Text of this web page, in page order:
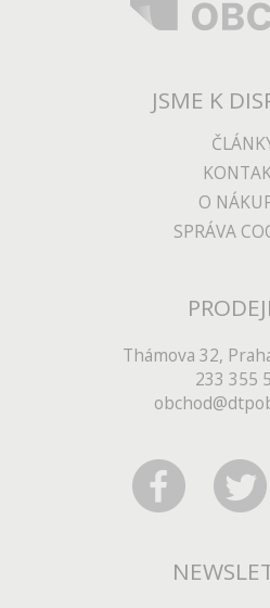
JSME K
O
SPRÁVA
Thámova 32,
233 355